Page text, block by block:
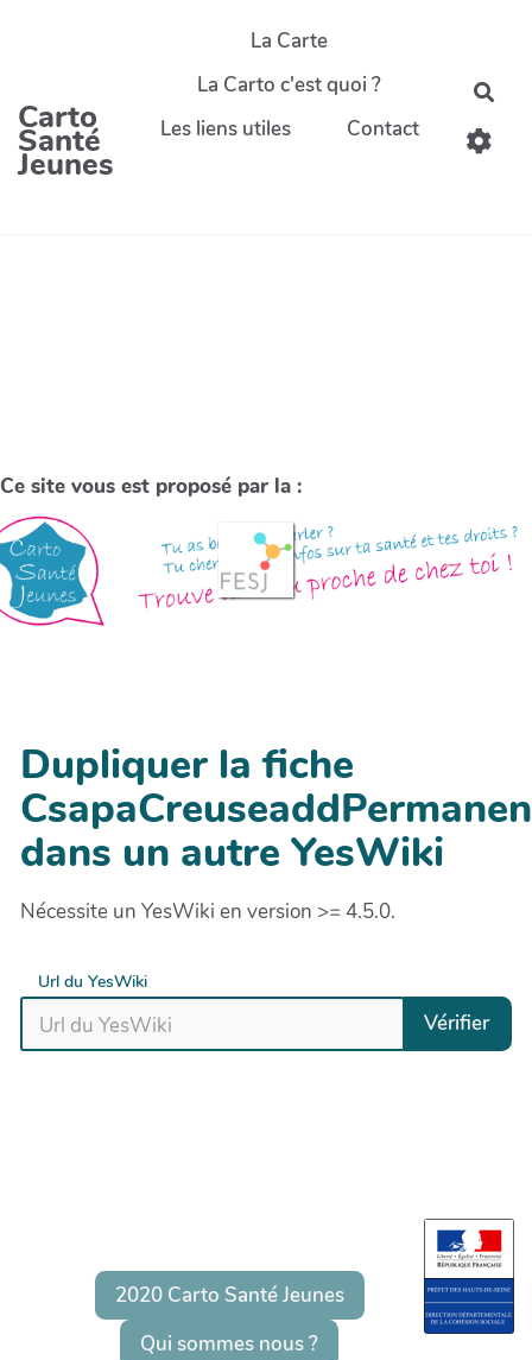
Carto
Santé
Jeunes
La Carte
La Carto c'est quoi ?
Les liens utiles
Contact
Ce site vous est proposé par la :
Dupliquer la fiche
dans un autre YesWiki
Nécessite un YesWiki en version >= 4.5.0.
Url du YesWiki
Vérifier
2020 Carto Santé Jeunes
Qui sommes nous ?